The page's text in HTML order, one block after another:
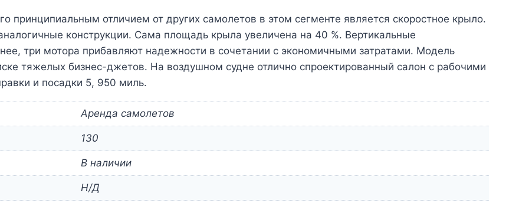
принципиальным отличием от других самолетов в этом сегменте является скоростное крыло.
конструкции. Сама площадь крыла увеличена на 40 %. Вертикальные
три мотора прибавляют надежности в сочетании с экономичными затратами. Модель
тяжелых бизнес-джетов. На воздушном судне отлично спроектированный салон с рабочими
и посадки 5, 950 миль.
Аренда самолетов
130
В наличии
Н/Д